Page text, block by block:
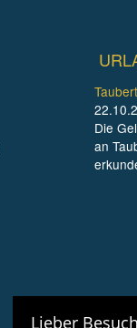
Die
an
Lieber